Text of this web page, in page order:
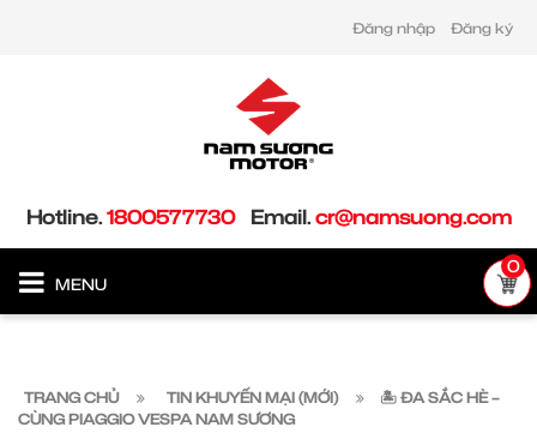
Đăng nhập Đăng ký
Hotline.1800577730 Email.cr@namsuong.com
MENU
0
TRANG CHỦ TIN KHUYẾN MẠI (MỚI)
🏝 ĐA SẮC HÈ –
CÙNG PIAGGIO VESPA NAM SƯƠNG